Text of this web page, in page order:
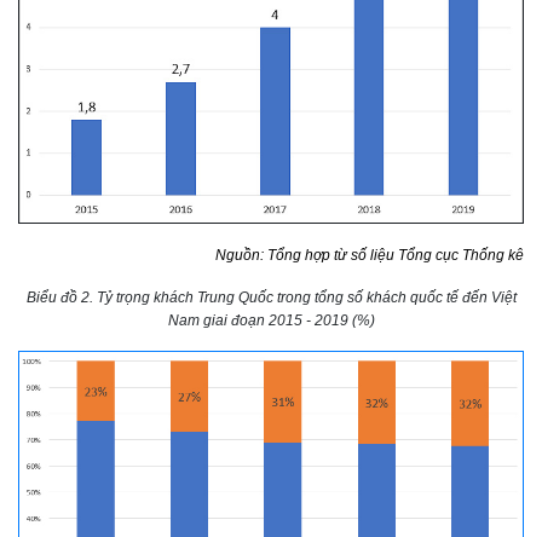
Nguồn: Tổng hợp từ số liệu Tổng cục Thống kê
Biểu đồ 2. Tỷ trọng khách Trung Quốc trong tổng số khách quốc tế đến Việt
Nam giai đoạn 2015 ‐ 2019 (%)